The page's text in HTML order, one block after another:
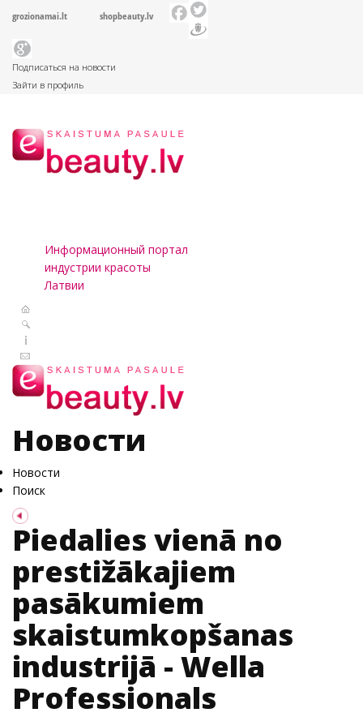
grozionamai.lt shopbeauty.lv
Подписаться на новости
Зайти в профиль
Информационный портал
индустрии красоты
Латвии
Новости
Новости
Поиск
Piedalies vienā no
prestižākajiem
pasākumiem
skaistumkopšanas
industrijā - Wella
Professionals